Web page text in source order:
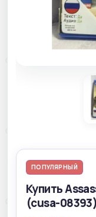
ПОПУЛЯРНЫЙ
Купить
(cusa-